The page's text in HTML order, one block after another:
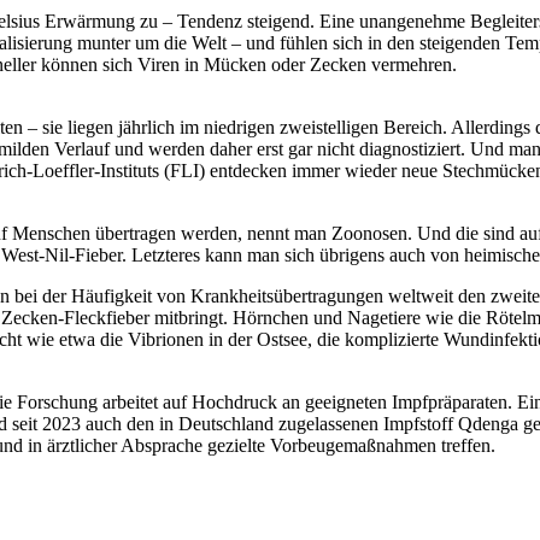
Erwärmung zu – Tendenz steigend. Eine unangenehme
munter um die Welt – und fühlen sich in den steigenden
können sich Viren in Mücken oder Zecken vermehren.
– sie liegen jährlich im niedrigen zweistelligen Bereich.
Verlauf und werden daher erst gar nicht diagnostiziert. Und
Loeffler-Instituts (FLI) entdecken immer wieder neue
übertragen werden, nennt man Zoonosen. Und die sind
Nil-Fieber. Letzteres kann man sich übrigens auch von
der Häufigkeit von Krankheitsübertragungen weltweit den
Fleckfieber mitbringt. Hörnchen und Nagetiere wie die
wie etwa die Vibrionen in der Ostsee, die komplizierte
arbeitet auf Hochdruck an geeigneten Impfpräparaten.
2023 auch den in Deutschland zugelassenen Impfstoff Qdenga
in ärztlicher Absprache gezielte Vorbeugemaßnahmen treffen.